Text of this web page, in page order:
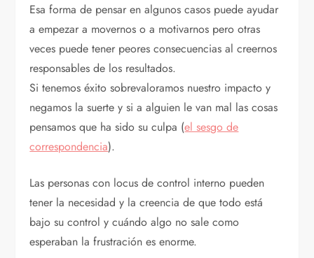
Esa forma de pensar en algunos casos puede ayudar
a empezar a movernos o a motivarnos pero otras
veces puede tener peores consecuencias al creernos
responsables de los resultados.
Si tenemos éxito sobrevaloramos nuestro impacto y
negamos la suerte y si a alguien le van mal las cosas
pensamos que ha sido su culpa (el sesgo de
correspondencia).
Las personas con locus de control interno pueden
tener la necesidad y la creencia de que todo está
bajo su control y cuándo algo no sale como
esperaban la frustración es enorme.